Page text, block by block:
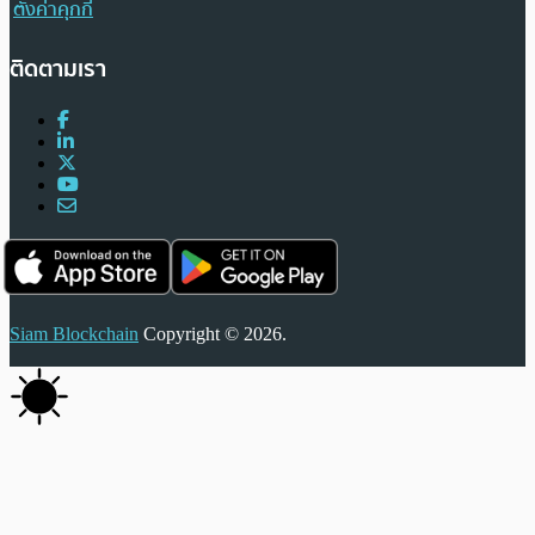
ตั้งค่าคุกกี้
ติดตามเรา
Siam Blockchain Copyright © 2026.